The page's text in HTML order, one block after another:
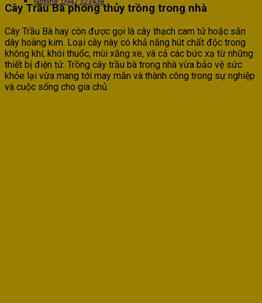
Cây Trầu Bà phong thủy trồng trong nhà
Cây Trầu Bà hay còn được gọi là cây thạch cam tử hoặc sắn
dây hoàng kim. Loại cây này có khả năng hút chất độc trong
không khí, khói thuốc, mùi xăng xe, và cả các bức xạ từ những
thiết bị điện tử. Trồng cây trầu bà trong nhà vừa bảo vệ sức
khỏe lại vừa mang tới may mắn và thành công trong sự nghiệp
và cuộc sống cho gia chủ.